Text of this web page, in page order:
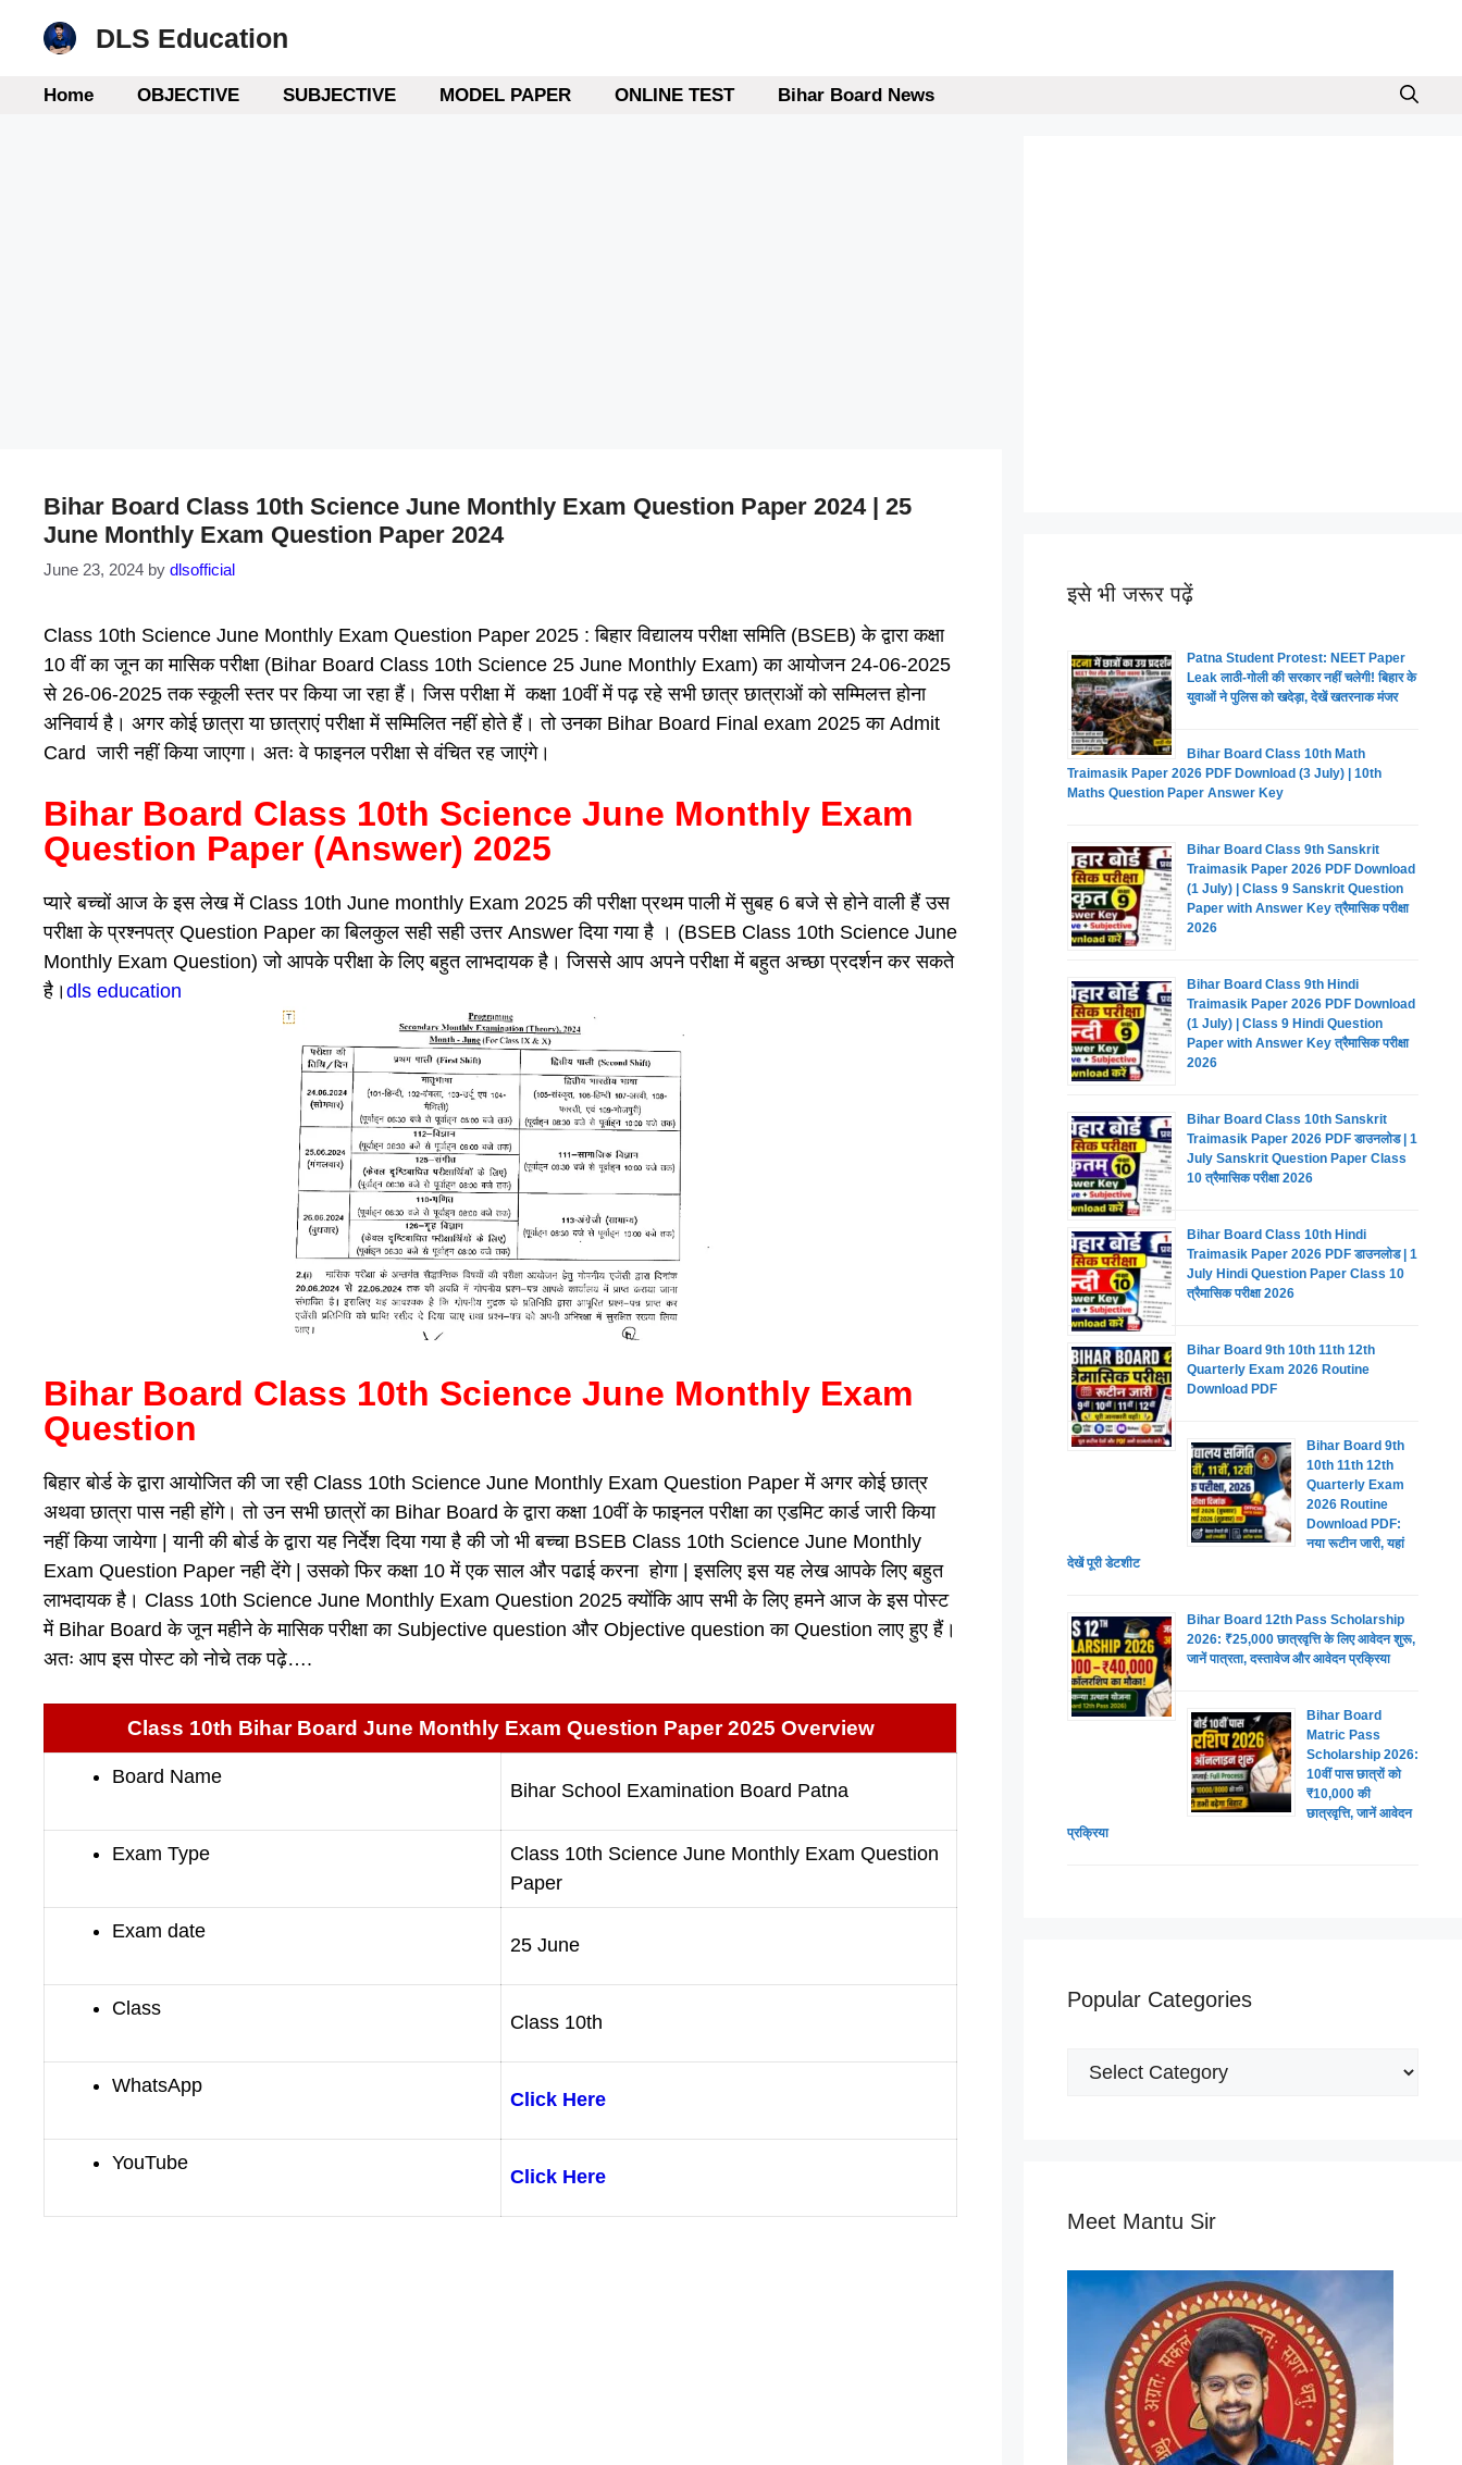
DLS Education
Home OBJECTIVE SUBJECTIVE MODEL PAPER ONLINE TEST Bihar Board News
Bihar Board Class 10th Science June Monthly Exam Question Paper 2024 | 25
June Monthly Exam Question Paper 2024
June 23, 2024 by dlsofficial
Class 10th Science June Monthly Exam Question Paper 2025 : बिहार विद्यालय परीक्षा समिति (BSEB) के द्वारा कक्षा
10 वीं का जून का मासिक परीक्षा (Bihar Board Class 10th Science 25 June Monthly Exam) का आयोजन 24-06-2025
से 26-06-2025 तक स्कूली स्तर पर किया जा रहा हैं। जिस परीक्षा में कक्षा 10वीं में पढ़ रहे सभी छात्र छात्राओं को सम्मिलत्त होना
अनिवार्य है। अगर कोई छात्रा या छात्राएं परीक्षा में सम्मिलित नहीं होते हैं। तो उनका Bihar Board Final exam 2025 का Admit
Card जारी नहीं किया जाएगा। अतः वे फाइनल परीक्षा से वंचित रह जाएंगे।
Bihar Board Class 10th Science June Monthly Exam
Question Paper (Answer) 2025
प्यारे बच्चों आज के इस लेख में Class 10th June monthly Exam 2025 की परीक्षा प्रथम पाली में सुबह 6 बजे से होने वाली हैं उस
परीक्षा के प्रश्नपत्र Question Paper का बिलकुल सही सही उत्तर Answer दिया गया है । (BSEB Class 10th Science June
Monthly Exam Question) जो आपके परीक्षा के लिए बहुत लाभदायक है। जिससे आप अपने परीक्षा में बहुत अच्छा प्रदर्शन कर सकते
है। dls education
Bihar Board Class 10th Science June Monthly Exam
Question
बिहार बोर्ड के द्वारा आयोजित की जा रही Class 10th Science June Monthly Exam Question Paper में अगर कोई छात्र
अथवा छात्रा पास नही होंगे। तो उन सभी छात्रों का Bihar Board के द्वारा कक्षा 10वीं के फाइनल परीक्षा का एडमिट कार्ड जारी किया
नहीं किया जायेगा | यानी की बोर्ड के द्वारा यह निर्देश दिया गया है की जो भी बच्चा BSEB Class 10th Science June Monthly
Exam Question Paper नही देंगे | उसको फिर कक्षा 10 में एक साल और पढाई करना होगा | इसलिए इस यह लेख आपके लिए बहुत
लाभदायक है। Class 10th Science June Monthly Exam Question 2025 क्योंकि आप सभी के लिए हमने आज के इस पोस्ट
में Bihar Board के जून महीने के मासिक परीक्षा का Subjective question और Objective question का Question लाए हुए हैं।
अतः आप इस पोस्ट को नोचे तक पढ़े….
Class 10th Bihar Board June Monthly Exam Question Paper 2025 Overview
Board Name
Bihar School Examination Board Patna
Exam Type
Class 10th Science June Monthly Exam Question
Paper
Exam date
25 June
Class
Class 10th
WhatsApp
Click Here
YouTube
Click Here
इसे भी जरूर पढ़ें
Patna Student Protest: NEET Paper
Leak लाठी-गोली की सरकार नहीं चलेगी! बिहार के
युवाओं ने पुलिस को खदेड़ा, देखें खतरनाक मंजर
Bihar Board Class 10th Math
Traimasik Paper 2026 PDF Download (3 July) | 10th
Maths Question Paper Answer Key
Bihar Board Class 9th Sanskrit
Traimasik Paper 2026 PDF Download
(1 July) | Class 9 Sanskrit Question
Paper with Answer Key त्रैमासिक परीक्षा
2026
Bihar Board Class 9th Hindi
Traimasik Paper 2026 PDF Download
(1 July) | Class 9 Hindi Question
Paper with Answer Key त्रैमासिक परीक्षा
2026
Bihar Board Class 10th Sanskrit
Traimasik Paper 2026 PDF डाउनलोड | 1
July Sanskrit Question Paper Class
10 त्रैमासिक परीक्षा 2026
Bihar Board Class 10th Hindi
Traimasik Paper 2026 PDF डाउनलोड | 1
July Hindi Question Paper Class 10
त्रैमासिक परीक्षा 2026
Bihar Board 9th 10th 11th 12th
Quarterly Exam 2026 Routine
Download PDF
Bihar Board 9th
10th 11th 12th
Quarterly Exam
2026 Routine
Download PDF:
नया रूटीन जारी, यहां
देखें पूरी डेटशीट
Bihar Board 12th Pass Scholarship
2026: ₹25,000 छात्रवृत्ति के लिए आवेदन शुरू,
जानें पात्रता, दस्तावेज और आवेदन प्रक्रिया
Bihar Board
Matric Pass
Scholarship 2026:
10वीं पास छात्रों को
₹10,000 की
छात्रवृत्ति, जानें आवेदन
प्रक्रिया
Popular Categories
Popular
Meet Mantu Sir